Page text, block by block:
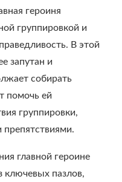
героиня
группировкой и
В этой
запутан и
собирать
помочь ей
группировки,
препятствиями.
главной героине
ключевых пазлов,